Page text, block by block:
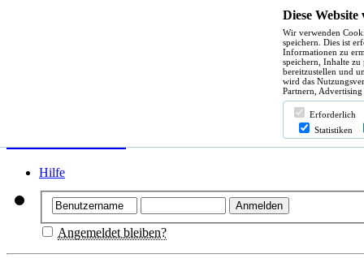
Hilfe
Angemeldet bleiben?
Diese
Wir verwenden
speichern. Dies ist
Informationen zu
speichern, Inhalte
bereitzustellen und
wird das
Partnern,
Erforderlich
Statistiken